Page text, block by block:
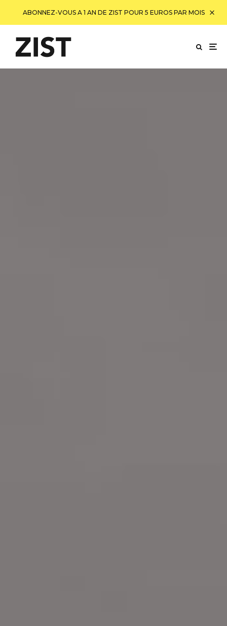
ABONNEZ-VOUS A 1 AN DE ZIST POUR 5 EUROS PAR MOIS